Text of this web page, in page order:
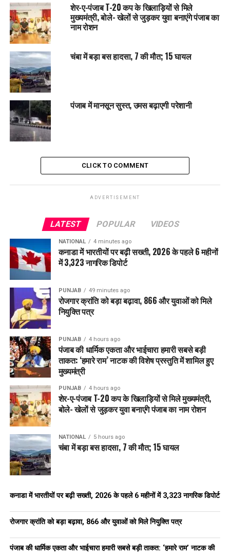
शेर-ए-पंजाब T-20 कप के खिलाड़ियों से मिले
मुख्यमंत्री, बोले- खेलों से जुड़कर युवा बनाएंगे पंजाब का
नाम रोशन
चंबा में बड़ा बस हादसा, 7 की मौत; 15 घायल
पंजाब में मानसून सुस्त, उमस बढ़ाएगी परेशानी
CLICK TO COMMENT
ADVERTISEMENT
LATEST POPULAR VIDEOS
NATIONAL 4 minutes ago
कनाडा में भारतीयों पर बढ़ी सख्ती, 2026 के पहले 6 महीनों
में 3,323 नागरिक डिपोर्ट
PUNJAB 49 minutes ago
रोजगार क्रांति को बड़ा बढ़ावा, 866 और युवाओं को मिले
नियुक्ति पत्र
PUNJAB 4 hours ago
पंजाब की धार्मिक एकता और भाईचारा हमारी सबसे बड़ी
ताकत: ‘हमारे राम’ नाटक की विशेष प्रस्तुति में शामिल हुए
मुख्यमंत्री
PUNJAB 4 hours ago
शेर-ए-पंजाब T-20 कप के खिलाड़ियों से मिले मुख्यमंत्री,
बोले- खेलों से जुड़कर युवा बनाएंगे पंजाब का नाम रोशन
NATIONAL 5 hours ago
चंबा में बड़ा बस हादसा, 7 की मौत; 15 घायल
कनाडा में भारतीयों पर बढ़ी सख्ती, 2026 के पहले 6 महीनों में 3,323 नागरिक डिपोर्ट
रोजगार क्रांति को बड़ा बढ़ावा, 866 और युवाओं को मिले नियुक्ति पत्र
पंजाब की धार्मिक एकता और भाईचारा हमारी सबसे बड़ी ताकत: ‘हमारे राम’ नाटक की